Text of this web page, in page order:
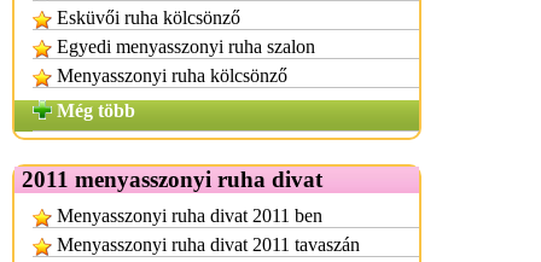
Esküvői ruha kölcsönző
Egyedi menyasszonyi ruha szalon
Menyasszonyi ruha kölcsönző
Még több
2011 menyasszonyi ruha divat
Menyasszonyi ruha divat 2011 ben
Menyasszonyi ruha divat 2011 tavaszán